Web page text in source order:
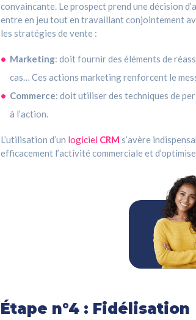
convaincante. Le prospect prend une décision
entre en jeu tout en travaillant conjointement
les stratégies de vente :
Marketing: doit fournir des éléments de
cas… Ces actions marketing renforcent le
Commerce: doit utiliser des techniques de
à l’action.
L’utilisation d’un logiciel CRM s’avère
efficacement l’activité commerciale et
Étape n°4 : Fidélisation